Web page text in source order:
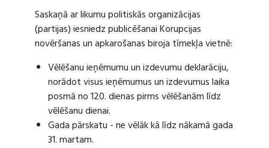
Saskaņā ar likumu politiskās organizācijas
(partijas) iesniedz publicēšanai Korupcijas
novēršanas un apkarošanas biroja tīmekļa vietnē:
Vēlēšanu ieņēmumu un izdevumu deklarāciju,
norādot visus ieņēmumus un izdevumus laika
posmā no 120. dienas pirms vēlēšanām līdz
vēlēšanu dienai.
Gada pārskatu - ne vēlāk kā līdz nākamā gada
31. martam.